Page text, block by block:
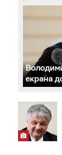
екрана